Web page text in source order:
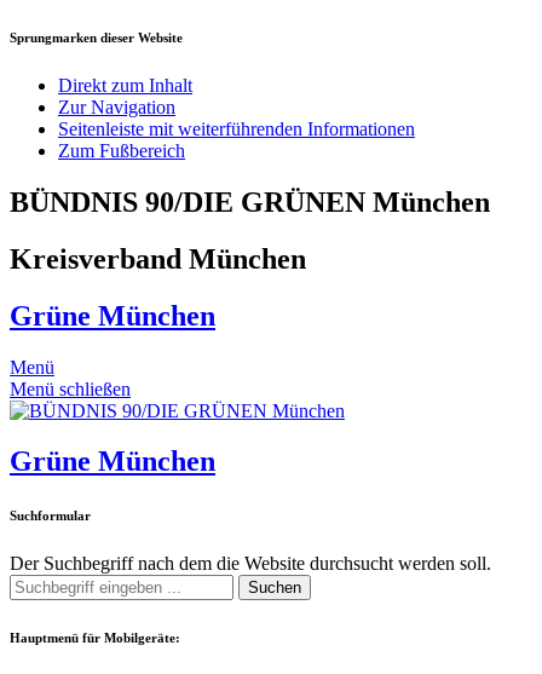
Sprungmarken dieser Website
Direkt zum Inhalt
Zur Navigation
Seitenleiste mit weiterführenden Informationen
Zum Fußbereich
BÜNDNIS 90/DIE GRÜNEN München
Kreisverband München
Grüne München
Menü
Menü schließen
Grüne München
Suchformular
Der Suchbegriff nach dem die Website durchsucht werden soll.
Suchen
Hauptmenü für Mobilgeräte: